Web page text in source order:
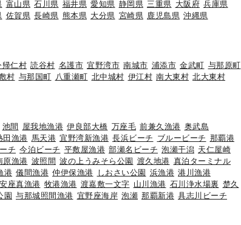
富山県 石川県 福井県 愛知県 静岡県 三重県 大阪府 兵庫県
佐賀県 長崎県 熊本県 大分県 宮崎県 鹿児島県 沖縄県
帰仁村 読谷村 名護市 宜野湾市 南城市 浦添市 金武町 与那原町
村 与那国町 八重瀬町 北中城村 伊江村 南大東村 北大東村
池間 屋我地漁港 伊良部大橋 万座毛 前兼久漁港 奥武島
田漁港 馬天港 宜野湾新漁港 長浜ビーチ ブルービーチ 那覇港
チ 今泊ビーチ 平敷屋漁港 部瀬名ビーチ 泡瀬干潟 天仁屋崎
原漁港 波照間 波の上うみそら公園 渡久地港 真泊ターミナル
港 儀間漁港 仲伊保漁港 しおさい公園 浜漁港 港川漁港
安座真漁港 牧港漁港 渡嘉敷一文字 山川漁港 石川浄水場裏 楚久
園 与那城照間漁港 宜野座海岸 泡瀬 那覇新港 具志川ビーチ